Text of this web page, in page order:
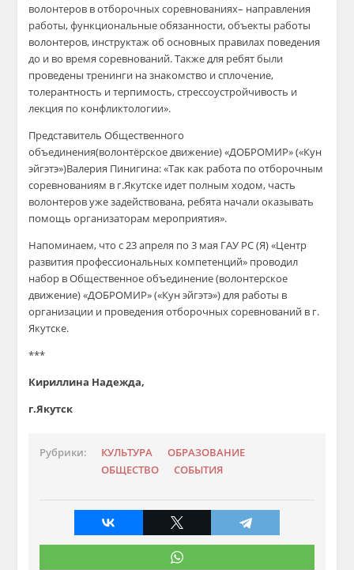
волонтеров вотборочных соревнованиях– направления
работы, функциональные обязанности, объекты работы
волонтеров, инструктаж об основных правилах поведения
до и во времясоревнований. Также для ребят были
проведены тренинги на знакомство и сплочение,
толерантность и терпимость,стрессоустройчивость и
лекция по конфликтологии».
Представитель Общественного
объединения(волонтёрское движение) «ДОБРОМИР» («Кун
эйгэтэ»)Валерия Пинигина: «Так как работа по отборочным
соревнованиям в г.Якутске идет полным ходом, часть
волонтеров уже задействована, ребята начали оказывать
помощь организаторам мероприятия».
Напоминаем, чтос23 апреля по 3 мая ГАУ РС (Я) «Центр
развития профессиональных компетенций» проводил
набор в Общественное объединение (волонтерское
движение) «ДОБРОМИР» («Кунэйгэтэ»)для работы в
организации и проведения отборочных соревнований в г.
Якутске.
***
Кириллина Надежда,
г.Якутск
Рубрики: КУЛЬТУРА
ОБРАЗОВАНИЕ
ОБЩЕСТВО
СОБЫТИЯ